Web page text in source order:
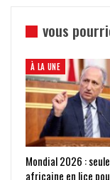
vous
À LA UNE
Mondial 2026 :
africaine en lice